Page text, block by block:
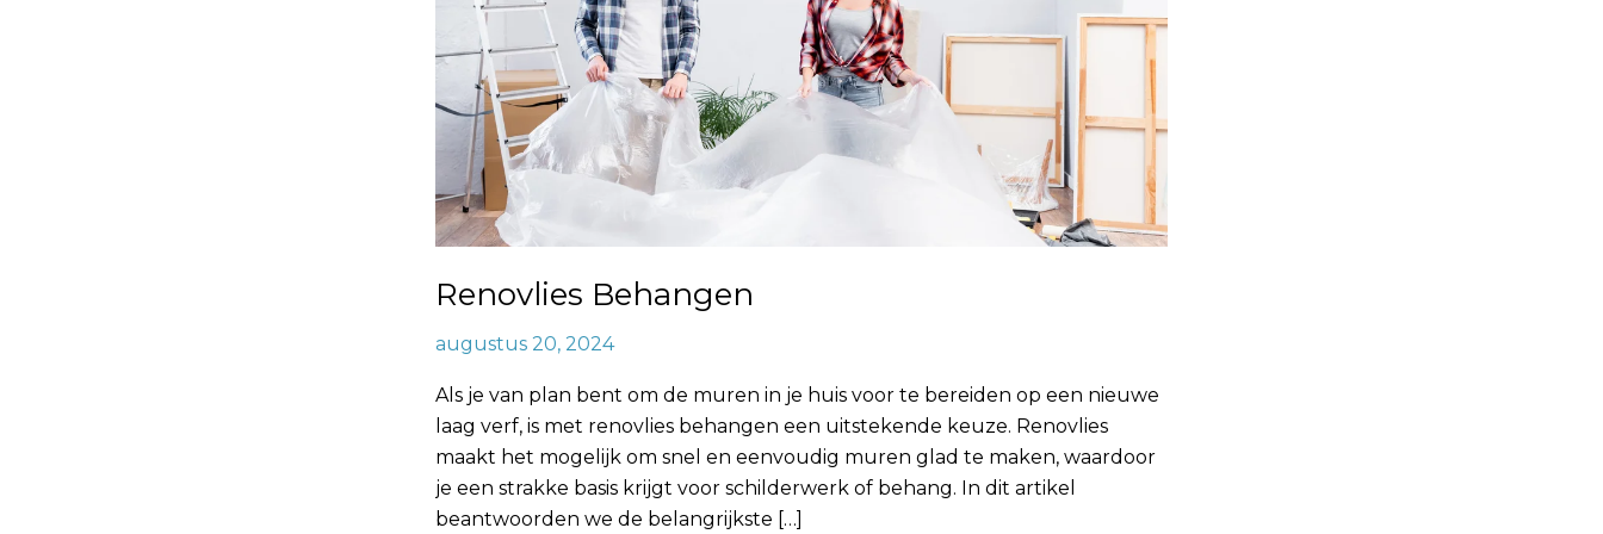
Renovlies Behangen
augustus 20, 2024
Als je van plan bent om de muren in je huis voor te bereiden op een nieuwe
laag verf, is met renovlies behangen een uitstekende keuze. Renovlies
maakt het mogelijk om snel en eenvoudig muren glad te maken, waardoor
je een strakke basis krijgt voor schilderwerk of behang. In dit artikel
beantwoorden we de belangrijkste […]